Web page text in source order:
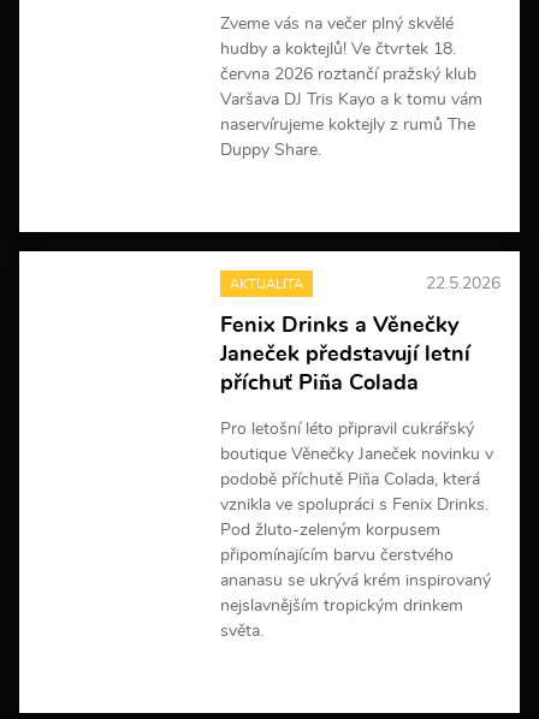
c
í
Zveme vás na večer plný skvělé
hudby a koktejlů! Ve čtvrtek 18.
června 2026 roztančí pražský klub
Varšava DJ Tris Kayo a k tomu vám
naservírujeme koktejly z rumů The
Duppy Share.
e
i
f
o
r
c
í
AKTUALITA 22.5.2026
Fenix Drinks a Věnečky
Janeček představují letní
příchuť Piña Colada
Pro letošní léto připravil cukrářský
boutique Věnečky Janeček novinku v
podobě příchutě Piña Colada, která
vznikla ve spolupráci s Fenix Drinks.
Pod žluto-zeleným korpusem
připomínajícím barvu čerstvého
ananasu se ukrývá krém inspirovaný
nejslavnějším tropickým drinkem
světa.